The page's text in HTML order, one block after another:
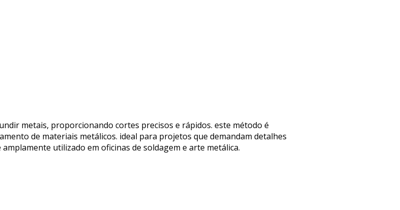
metais, proporcionando cortes precisos e rápidos. este método é
de materiais metálicos. ideal para projetos que demandam detalhes
utilizado em oficinas de soldagem e arte metálica.